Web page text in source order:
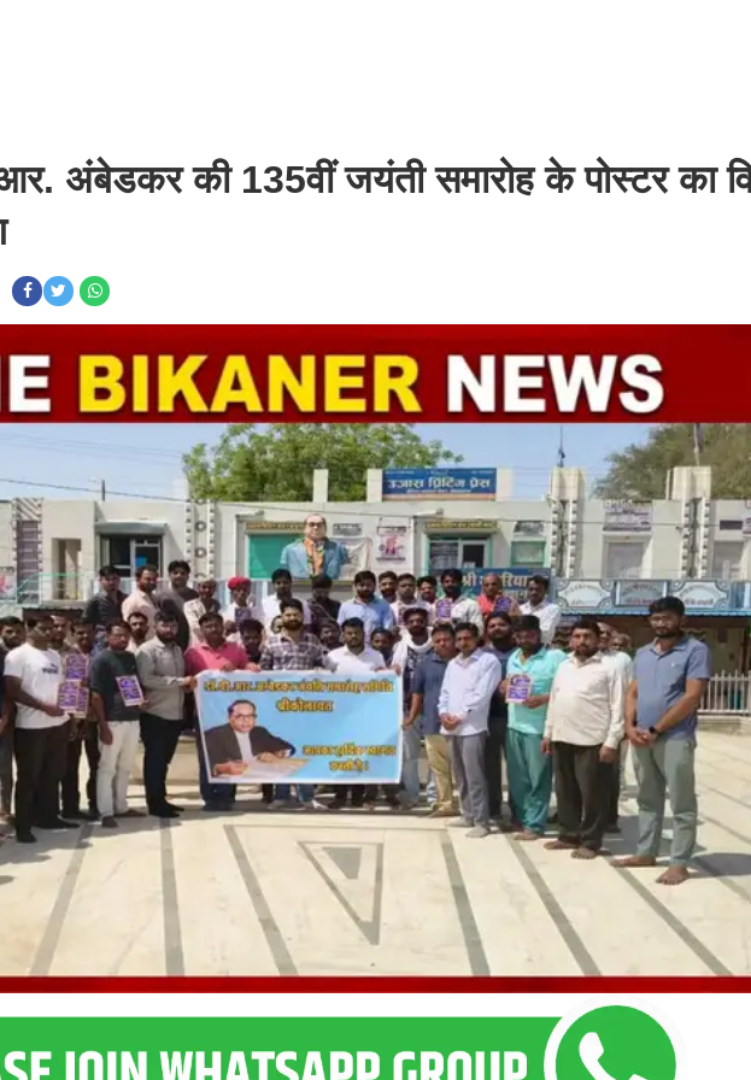
अंबेडकर की 135वीं जयंती समारोह के पोस्टर का